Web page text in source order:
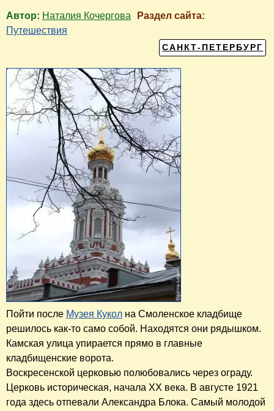
Автор: Наталия Кочергова
Раздел сайта:
Путешествия
САНКТ-ПЕТЕРБУРГ
Пойти после Музея Кукол на Смоленское кладбище
решилось как-то само собой. Находятся они рядышком.
Камская улица упирается прямо в главные
кладбищенские ворота.
Воскресенской церковью полюбовались через ограду.
Церковь историческая, начала ХХ века. В августе 1921
года здесь отпевали Александра Блока. Самый молодой